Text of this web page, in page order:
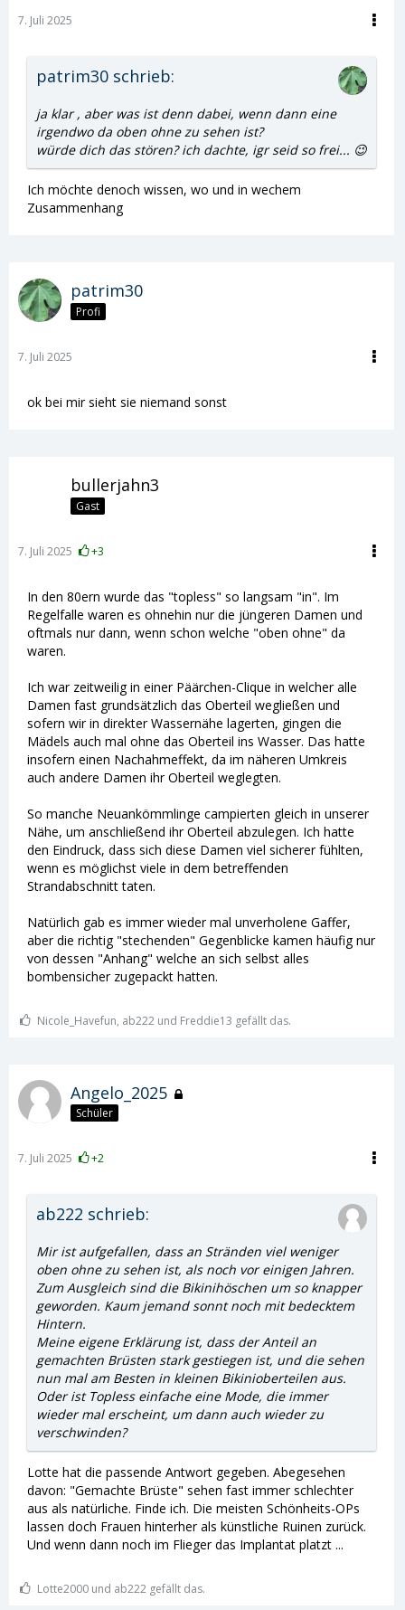
7. Juli 2025
patrim30 schrieb:
ja klar , aber was ist denn dabei, wenn dann eine
irgendwo da oben ohne zu sehen ist?
würde dich das stören? ich dachte, igr seid so frei... 😉
Ich möchte denoch wissen, wo und in wechem
Zusammenhang
patrim30
Profi
7. Juli 2025
ok bei mir sieht sie niemand sonst
bullerjahn3
Gast
7. Juli 2025 +3
In den 80ern wurde das "topless" so langsam "in". Im
Regelfalle waren es ohnehin nur die jüngeren Damen und
oftmals nur dann, wenn schon welche "oben ohne" da
waren.
Ich war zeitweilig in einer Päärchen-Clique in welcher alle
Damen fast grundsätzlich das Oberteil wegließen und
sofern wir in direkter Wassernähe lagerten, gingen die
Mädels auch mal ohne das Oberteil ins Wasser. Das hatte
insofern einen Nachahmeffekt, da im näheren Umkreis
auch andere Damen ihr Oberteil weglegten.
So manche Neuankömmlinge campierten gleich in unserer
Nähe, um anschließend ihr Oberteil abzulegen. Ich hatte
den Eindruck, dass sich diese Damen viel sicherer fühlten,
wenn es möglichst viele in dem betreffenden
Strandabschnitt taten.
Natürlich gab es immer wieder mal unverholene Gaffer,
aber die richtig "stechenden" Gegenblicke kamen häufig nur
von dessen "Anhang" welche an sich selbst alles
bombensicher zugepackt hatten.
Nicole_Havefun, ab222 und Freddie13 gefällt das.
Angelo_2025
Schüler
7. Juli 2025 +2
ab222 schrieb:
Mir ist aufgefallen, dass an Stränden viel weniger
oben ohne zu sehen ist, als noch vor einigen Jahren.
Zum Ausgleich sind die Bikinihöschen um so knapper
geworden. Kaum jemand sonnt noch mit bedecktem
Hintern.
Meine eigene Erklärung ist, dass der Anteil an
gemachten Brüsten stark gestiegen ist, und die sehen
nun mal am Besten in kleinen Bikinioberteilen aus.
Oder ist Topless einfache eine Mode, die immer
wieder mal erscheint, um dann auch wieder zu
verschwinden?
Lotte hat die passende Antwort gegeben. Abegesehen
davon: "Gemachte Brüste" sehen fast immer schlechter
aus als natürliche. Finde ich. Die meisten Schönheits-OPs
lassen doch Frauen hinterher als künstliche Ruinen zurück.
Und wenn dann noch im Flieger das Implantat platzt ...
Lotte2000 und ab222 gefällt das.